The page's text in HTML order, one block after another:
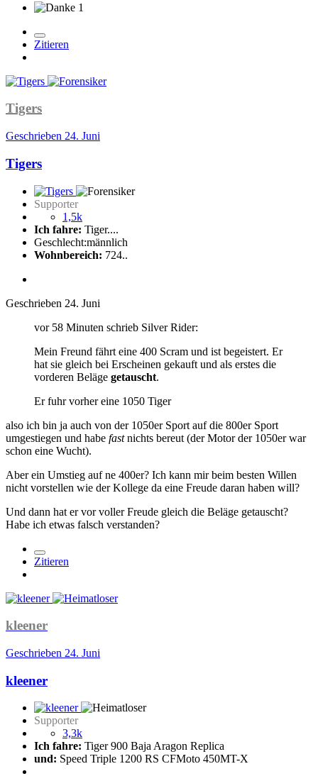
1
Zitieren
Tigers
Geschrieben 24. Juni
Tigers
Supporter
1,5k
Ich fahre: Tiger....
Geschlecht:männlich
Wohnbereich: 724..
Geschrieben 24. Juni
vor 58 Minuten schrieb Silver Rider:
Mein Freund fährt eine 400 Scram und ist begeistert. Er
hat sie gleich bei Erscheinen gekauft und als erstes die
vorderen Beläge getauscht.
Er fuhr vorher eine 1050 Tiger
also ich bin ja auch von der 1050er Sport auf die 800er Sport
umgestiegen und habe fastnichts bereut (der Motor der 1050er war
schon eine Wucht).
Aber ein Umstieg auf ne 400er? Ich kann mir beim besten Willen
nicht vorstellen wie der Kollege da eine Freude daran haben will?
Und dann hat er vor voller Freude gleich die Beläge getauscht?
Habe ich etwas falsch verstanden?
Zitieren
kleener
Geschrieben 24. Juni
kleener
Supporter
3,3k
Ich fahre: Tiger 900 Baja Aragon Replica
und: Speed Triple 1200 RS CFMoto 450MT-X